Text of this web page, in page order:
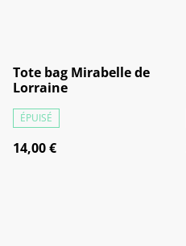
Tote bag Mirabelle de
Lorraine
ÉPUISÉ
14,00 €